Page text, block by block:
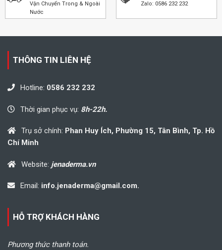
Vận Chuyển Trong & Ngoài
Nước
Zalo: 0586 232 232
THÔNG TIN LIÊN HỆ
Hotline: 0586 232 232
Thời gian phục vụ: 8h-22h.
Trụ sở chính: Phan Huy Ích, Phường 15, Tân Bình, Tp. Hồ
Chí Minh
Website: jenaderma.vn
Email: info.jenaderma@gmail.com.
HỖ TRỢ KHÁCH HÀNG
Phương thức thanh toán.